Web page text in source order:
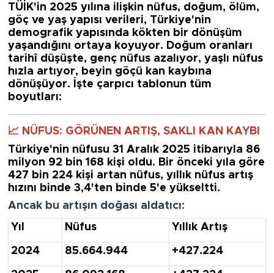
TÜİK'in 2025 yılına ilişkin nüfus, doğum, ölüm,
göç ve yaş yapısı verileri, Türkiye'nin
demografik yapısında kökten bir dönüşüm
yaşandığını ortaya koyuyor. Doğum oranları
tarihî düşüşte, genç nüfus azalıyor, yaşlı nüfus
hızla artıyor, beyin göçü kan kaybına
dönüşüyor. İşte çarpıcı tablonun tüm
boyutları:
📈 NÜFUS: GÖRÜNEN ARTIŞ, SAKLI KAN KAYBI
Türkiye'nin nüfusu 31 Aralık 2025 itibarıyla 86
milyon 92 bin 168 kişi oldu. Bir önceki yıla göre
427 bin 224 kişi artan nüfus, yıllık nüfus artış
hızını binde 3,4'ten binde 5'e yükseltti.
Ancak bu artışın doğası aldatıcı:
Yıl
Nüfus Yıllık Artış
2024 85.664.944 +427.224